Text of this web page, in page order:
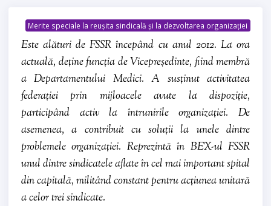
Merite speciale la reușita sindicală și la dezvoltarea organizației
Este alături de FSSR începând cu anul 2012. La ora
actuală, deține funcția de Vicepreședinte, fiind membră
a Departamentului Medici. A susținut activitatea
federației prin mijloacele avute la dispoziție,
participând activ la întrunirile organizației. De
asemenea, a contribuit cu soluții la unele dintre
problemele organizației. Reprezintă în BEX-ul FSSR
unul dintre sindicatele aflate în cel mai important spital
din capitală, militând constant pentru acțiunea unitară
a celor trei sindicate.